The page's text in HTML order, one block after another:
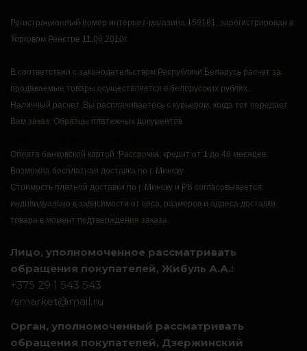
Регистрационный номер интернет-магазина 159181, зарегистрирован в
Торговом Реестре 11.06.2010г.
В соответствии с законодательством Республики Беларусь расчет за
продаваемые товары осуществляется в белорусских рублях.
Наличный расчет. Вы расплачиваетесь с курьером, когда тот передает
Вам заказ. Образцы платежных документов
Оплата банковской картой. Рассрочка, кредит от 1 до 48 месяцев.
Возможна бесплатная доставка по г. Минску.
Стоимость платной доставки по г. Минску и РБ согласовывается
индивидуально в зависимости от веса, размеров и адреса доставки
товара в момент подтверждения заказа.
Лицо, уполномоченное рассматривать
обращения покупателей, Жибуль А.А.:
+375 29 1 543 543
rsmarket@mail.ru
Орган, уполномоченный рассматривать
обращения покупателей, Дзержинский